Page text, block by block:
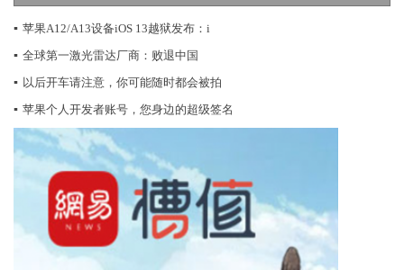
▪ 苹果A12/A13设备iOS 13越狱发布：i
▪ 全球第一激光雷达厂商：败退中国
▪ 以后开车请注意，你可能随时都会被拍
▪ 苹果个人开发者账号，您身边的超级签名